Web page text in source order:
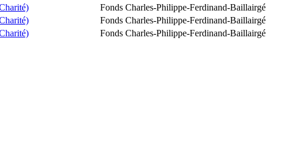
Fonds Charles-Philippe-Ferdinand-Baillairgé
Fonds Charles-Philippe-Ferdinand-Baillairgé
Fonds Charles-Philippe-Ferdinand-Baillairgé